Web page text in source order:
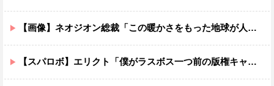
【画像】ネオジオン総裁「この暖かさをもった地球が人間さえ破壊するんだ（汗だく）」
【スパロボ】エリクト「僕がラスボス一つ前の版権キャラ最後の敵ってちょっと荷が重すぎない？」